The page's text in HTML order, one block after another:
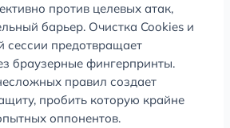
против целевых атак,
барьер. Очистка Cookies и
сессии предотвращает
браузерные фингерпринты.
правил создает
пробить которую крайне
оппонентов.